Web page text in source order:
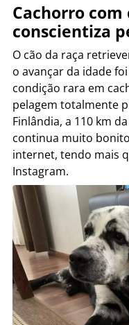
Cachorro
conscientiza
O cão da raça
o avançar da idade
condição rara em
pelagem totalmente
Finlândia, a 110 km
continua muito
internet, tendo mais
Instagram.